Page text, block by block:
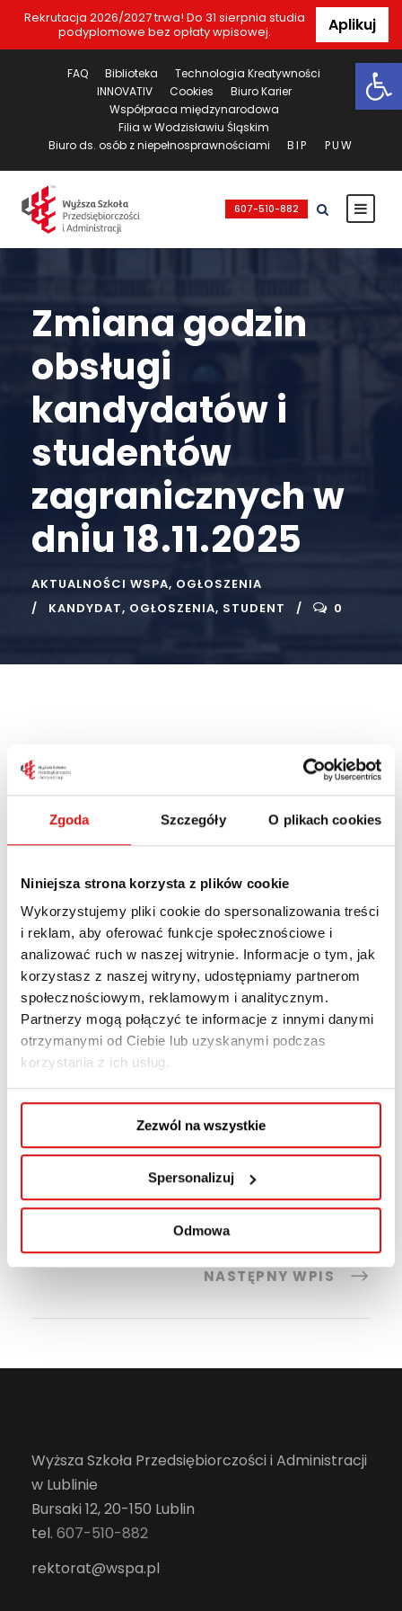
Zgoda Szczegóły O plikach cookies
Niniejsza strona korzysta z plików cookie
Wykorzystujemy pliki cookie do spersonalizowania treści
i reklam, aby oferować funkcje społecznościowe i
analizować ruch w naszej witrynie. Informacje o tym, jak
korzystasz z naszej witryny, udostępniamy partnerom
społecznościowym, reklamowym i analitycznym.
Partnerzy mogą połączyć te informacje z innymi danymi
otrzymanymi od Ciebie lub uzyskanymi podczas
korzystania z ich usług.
Zezwól na wszystkie
Spersonalizuj
Odmowa
Rekrutacja 2026/2027 trwa! Do 31 sierpnia studia
podyplomowe bez opłaty wpisowej.
Aplikuj
FAQ Biblioteka
Technologia Kreatywności
INNOVATIV
Cookies
Biuro Karier
Współpraca międzynarodowa
Filia w Wodzisławiu Śląskim
Biuro ds. osób z niepełnosprawnościami
BIP PUW
607-510-882
Zmiana godzin
obsługi
kandydatów i
studentów
zagranicznych w
dniu 18.11.2025
AKTUALNOŚCI WSPA, OGŁOSZENIA
KANDYDAT, OGŁOSZENIA, STUDENT 0
Drodzy Studenci i Kandydaci,
informujemy, że w dniu 18.11.2025 obsługa
kandydatów i studentów zagranicznych
zostanie przeniesiona na godziny 12:00-16:00.
Z góry dziękujemy za wyrozumiałość.
POPRZEDNI WPIS
NASTĘPNY WPIS
Wyższa Szkoła Przedsiębiorczości i Administracji
w Lublinie
Bursaki 12, 20-150 Lublin
tel. 607-510-882
rektorat@wspa.pl